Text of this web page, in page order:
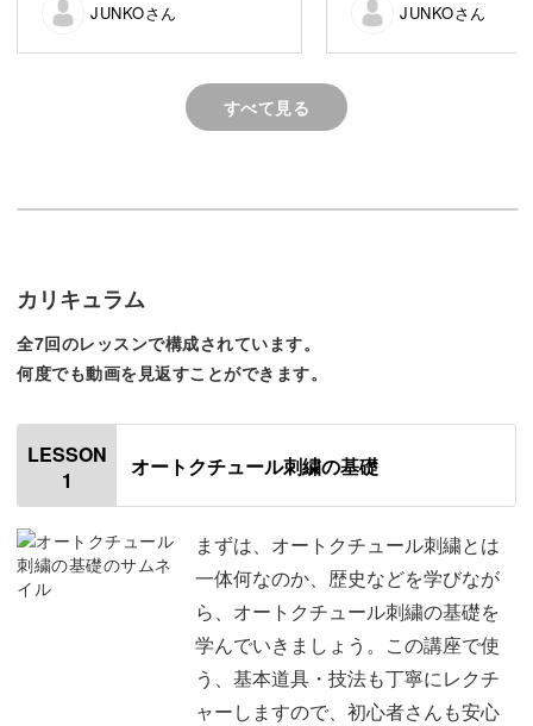
興味はあっても、なかなか始めるのはハードルが高いと感
じている方も多いのでは？
「オートクチュール刺繍は難しそう…」
初心者さんが、オートクチュールに敷居を高く感じてしま
「何を用意したらいいのか分からない…」
「全部を揃えるのは大変…」
パーツは、オートクチュール作品の出来を左右する大切な
だから、良い物を選んで頂きたいのです。
ミルームではクラスで使う材料・道具が一式揃ったキット
をご用意しています。
JUNKOさん
JUNKOさん
すべて見る
カリキュラム
全7回のレッスンで構成されています。
何度でも動画を見返すことができます。
LESSON
1
オートクチュール刺繍の基礎
まずは、オートクチュール刺繍とは
一体何なのか、歴史などを学びなが
ら、オートクチュール刺繍の基礎を
学んでいきましょう。この講座で使
う、基本道具・技法も丁寧にレクチ
ャーしますので、初心者さんも安心